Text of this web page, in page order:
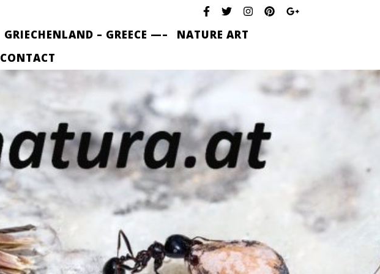
GRIECHENLAND – GREECE —–
NATURE ART
CONTACT